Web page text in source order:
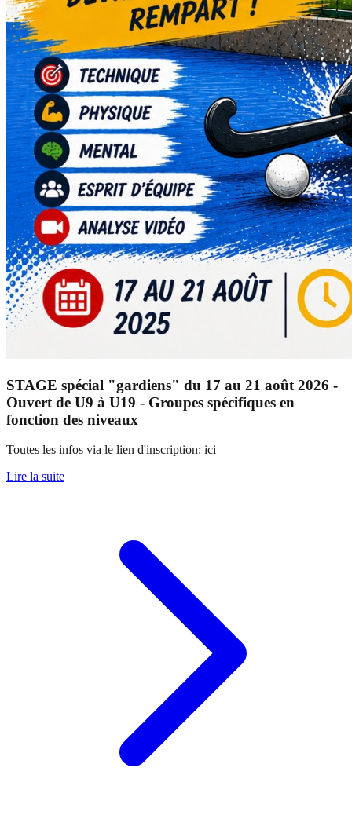
STAGE spécial "gardiens" du 17 au 21 août 2026 -
Ouvert de U9 à U19 - Groupes spécifiques en
fonction des niveaux
Toutes les infos via le lien d'inscription: ici
Lire la suite